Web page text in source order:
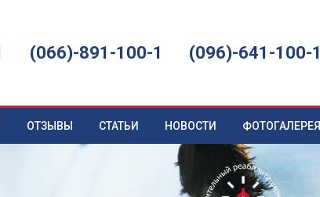
(066)-891-100-1 (096)-641-100-1
ОТЗЫВЫ СТАТЬИ НОВОСТИ ФОТОГАЛЕРЕЯ